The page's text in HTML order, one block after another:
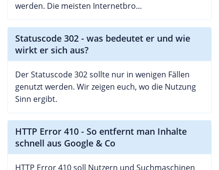
werden. Die meisten Internetbro...
Statuscode 302 - was bedeutet er und wie
wirkt er sich aus?
Der Statuscode 302 sollte nur in wenigen Fällen
genutzt werden. Wir zeigen euch, wo die Nutzung
Sinn ergibt.
HTTP Error 410 - So entfernt man Inhalte
schnell aus Google & Co
HTTP Error 410 soll Nutzern und Suchmaschinen